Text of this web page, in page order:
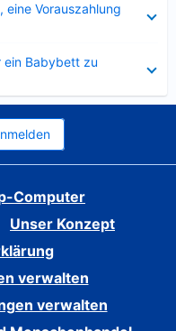
eine Vorauszahlung
ein Babybett zu
Computer
Unser Konzept
verwalten
verwalten